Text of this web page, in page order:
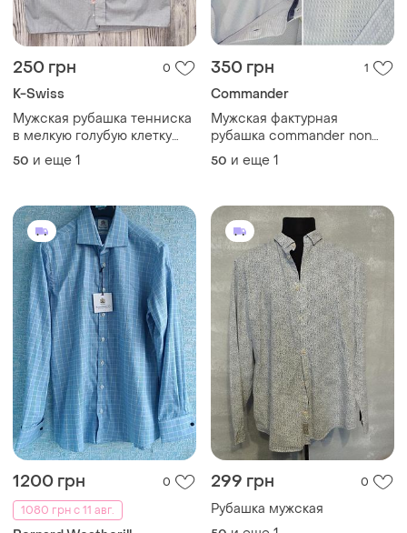
Мужская рубашка тенниска
в мелкую голубую клетку
короткий рукав р.52 swiss
50 и еще 1
Мужская фактурная
рубашка commander non
iron (р. 41 / l/ 50-52) modern
fit бело-голубая
и еще 1
1200 грн
0
1080 грн с 11 авг.
Bernard Weatherill
Мужская рубашка
бренда bernard weatherill в
клетку светло-голубого
цвета с длинными
и еще
299 грн 0
Рубашка мужская
и еще 1